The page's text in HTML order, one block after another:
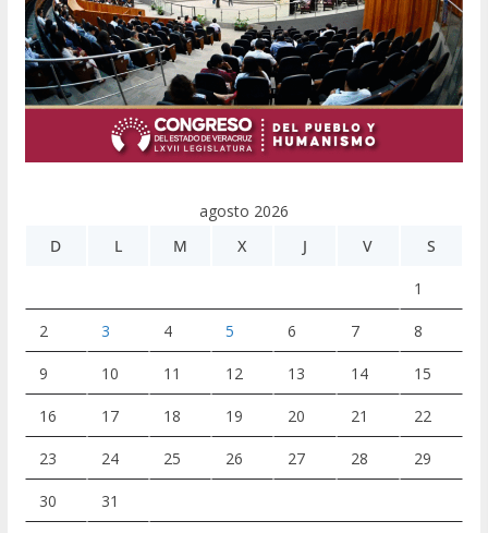
agosto 2026
D
L M X J V S
1
2 3 4 5 6 7 8
9 10 11 12 13 14 15
16 17 18 19 20 21 22
23 24 25 26 27 28 29
30 31